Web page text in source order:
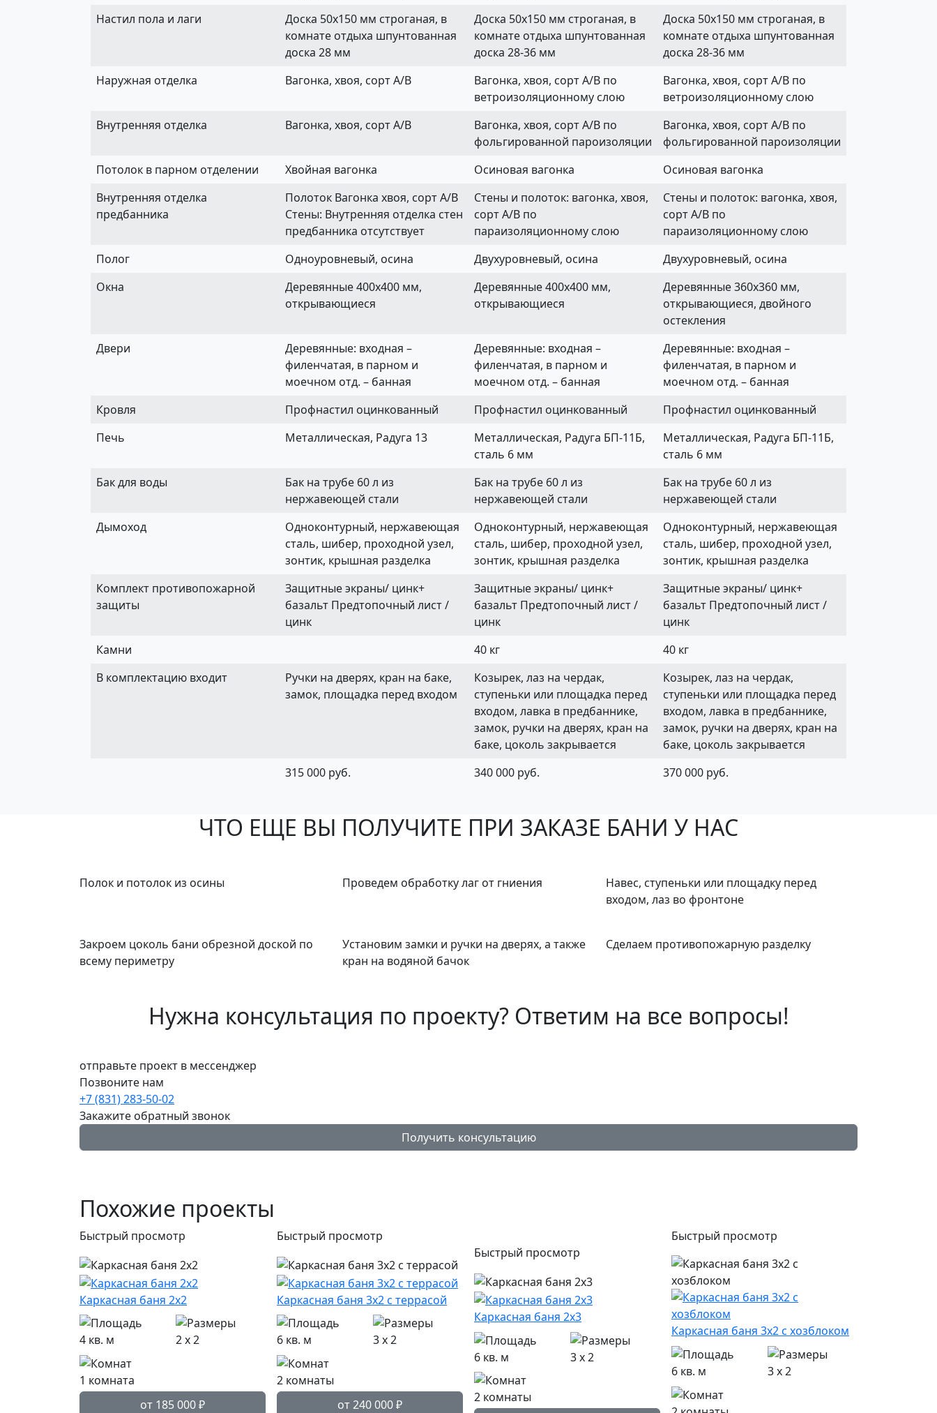
Настил пола и лаги
Доска 50х150 мм строганая, в
комнате отдыха шпунтованная
доска 28 мм
Доска 50х150 мм строганая, в
комнате отдыха шпунтованная
доска 28-36 мм
Доска 50х150 мм строганая, в
комнате отдыха шпунтованная
доска 28-36 мм
Наружная отделка
Вагонка, хвоя, сорт А/В
Вагонка, хвоя, сорт А/В по
ветроизоляционному слою
Вагонка, хвоя, сорт А/В по
ветроизоляционному слою
Внутренняя отделка
Вагонка, хвоя, сорт А/В
Вагонка, хвоя, сорт А/В по
фольгированной пароизоляции
Вагонка, хвоя, сорт А/В по
фольгированной пароизоляции
Потолок в парном отделении
Хвойная вагонка Осиновая вагонка
Осиновая вагонка
Внутренняя отделка
предбанника
Полоток Вагонка хвоя, сорт А/В
Стены: Внутренняя отделка стен
предбанника отсутствует
Стены и полоток: вагонка, хвоя,
сорт А/В по
параизоляционному слою
Стены и полоток: вагонка, хвоя,
сорт А/В по
параизоляционному слою
Полог
Одноуровневый, осина Двухуровневый, осина
Двухуровневый, осина
Окна
Деревянные 400х400 мм,
открывающиеся
Деревянные 400х400 мм,
открывающиеся
Деревянные 360х360 мм,
открывающиеся, двойного
остекления
Двери
Деревянные: входная –
филенчатая, в парном и
моечном отд. – банная
Деревянные: входная –
филенчатая, в парном и
моечном отд. – банная
Деревянные: входная –
филенчатая, в парном и
моечном отд. – банная
Кровля
Профнастил оцинкованный Профнастил оцинкованный
Профнастил оцинкованный
Печь
Металлическая, Радуга 13
Металлическая, Радуга БП-11Б,
сталь 6 мм
Металлическая, Радуга БП-11Б,
сталь 6 мм
Бак для воды
Бак на трубе 60 л из
нержавеющей стали
Бак на трубе 60 л из
нержавеющей стали
Бак на трубе 60 л из
нержавеющей стали
Дымоход
Одноконтурный, нержавеющая
сталь, шибер, проходной узел,
зонтик, крышная разделка
Одноконтурный, нержавеющая
сталь, шибер, проходной узел,
зонтик, крышная разделка
Одноконтурный, нержавеющая
сталь, шибер, проходной узел,
зонтик, крышная разделка
Комплект противопожарной
защиты
Защитные экраны/ цинк+
базальт Предтопочный лист /
цинк
Защитные экраны/ цинк+
базальт Предтопочный лист /
цинк
Защитные экраны/ цинк+
базальт Предтопочный лист /
цинк
Камни
40 кг
40 кг
В комплектацию входит
Ручки на дверях, кран на баке,
замок, площадка перед входом
Козырек, лаз на чердак,
ступеньки или площадка перед
входом, лавка в предбаннике,
замок, ручки на дверях, кран на
баке, цоколь закрывается
Козырек, лаз на чердак,
ступеньки или площадка перед
входом, лавка в предбаннике,
замок, ручки на дверях, кран на
баке, цоколь закрывается
315 000 руб.
340 000 руб. 370 000 руб.
ЧТО ЕЩЕ ВЫ ПОЛУЧИТЕ ПРИ ЗАКАЗЕ БАНИ У НАС
Полок и потолок из осины Проведем обработку лаг от гниения
Навес, ступеньки или площадку перед
входом, лаз во фронтоне
Закроем цоколь бани обрезной доской по
всему периметру
Установим замки и ручки на дверях, а также
кран на водяной бачок
Сделаем противопожарную разделку
Нужна консультация по проекту? Ответим на все вопросы!
отправьте проект в мессенджер
Позвоните нам
+7 (831) 283-50-02
Закажите обратный звонок
Получить консультацию
Похожие проекты
Быстрый просмотр
Каркасная баня 2х2
4 кв. м 2 x 2
1 комната
от 185 000₽
Быстрый просмотр
Каркасная баня 3х2 с террасой
6 кв. м 3 x 2
2 комнаты
от 240 000₽
Быстрый просмотр
Каркасная баня 2х3
6 кв. м 3 x 2
2 комнаты
Быстрый просмотр
Каркасная баня 3х2 с хозблоком
6 кв. м 3 x 2